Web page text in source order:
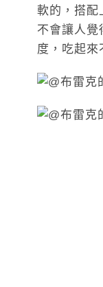
軟的，搭配
不會讓人覺
度，吃起來